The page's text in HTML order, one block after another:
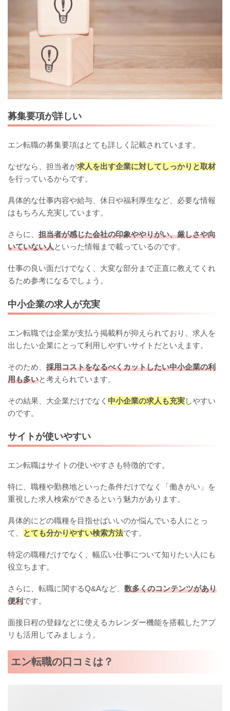
募集要項が詳しい
エン転職の募集要項はとても詳しく記載されています。
なぜなら、担当者が求人を出す企業に対してしっかりと取材
を行っているからです。
具体的な仕事内容や給与、休日や福利厚生など、必要な情報
はもちろん充実しています。
さらに、 担当者が感じた会社の印象ややりがい、厳しさや向
いていない人といった情報まで載っているのです。
仕事の良い面だけでなく、大変な部分まで正直に教えてくれ
るため参考になるでしょう。
中小企業の求人が充実
エン転職では企業が支払う掲載料が抑えられており、求人を
出したい企業にとって利用しやすいサイトだといえます。
そのため、 採用コストをなるべくカットしたい中小企業の利
用も多いと考えられています。
その結果、大企業だけでなく 中小企業の求人も充実しやすい
のです。
サイトが使いやすい
エン転職はサイトの使いやすさも特徴的です。
特に、職種や勤務地といった条件だけでなく「働きがい」を
重視した求人検索ができるという魅力があります。
具体的にどの職種を目指せばいいのか悩んでいる人にとっ
て、
とても分かりやすい検索方法です。
特定の職種だけでなく、幅広い仕事について知りたい人にも
役立ちます。
さらに、転職に関するQ&Aなど、 数多くのコンテンツがあり
便利です。
面接日程の登録などに使えるカレンダー機能を搭載したアプ
リも活用してみましょう。
エン転職の口コミは？